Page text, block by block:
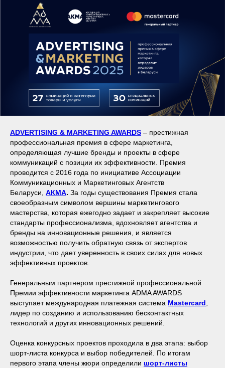
ADVERTISING & MARKETING AWARDS – престижная
профессиональная премия в сфере маркетинга,
определяющая лучшие бренды и проекты в сфере
коммуникаций с позиции их эффективности. Премия
проводится с 2016 года по инициативе Ассоциации
Коммуникационных и Маркетинговых Агентств
Беларуси, АКМА. За годы существования Премия стала
своеобразным символом вершины маркетингового
мастерства, которая ежегодно задает и закрепляет высокие
стандарты профессионализма, вдохновляет агентства и
бренды на инновационные решения, и является
возможностью получить обратную связь от экспертов
индустрии, что дает уверенность в своих силах для новых
эффективных проектов.
Генеральным партнером престижной профессиональной
Премии эффективности маркетинга ADMA AWARDS
выступает международная платежная система Mastercard,
лидер по созданию и использованию бесконтактных
технологий и других инновационных решений.
Оценка конкурсных проектов проходила в два этапа: выбор
шорт-листа конкурса и выбор победителей. По итогам
первого этапа члены жюри определили шорт-листы